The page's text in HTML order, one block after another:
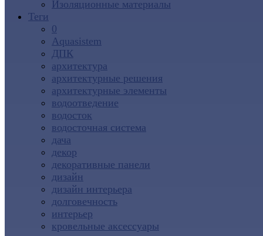
Изоляционные материалы
Теги
0
Aquasistem
ДПК
архитектура
архитектурные решения
архитектурные элементы
водоотведение
водосток
водосточная система
дача
декор
декоративные панели
дизайн
дизайн интерьера
долговечность
интерьер
кровельные аксессуары